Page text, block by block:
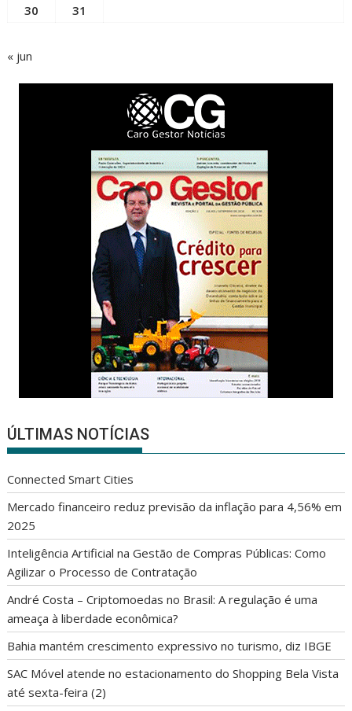
30
31
« jun
ÚLTIMAS NOTÍCIAS
Connected Smart Cities
Mercado financeiro reduz previsão da inflação para 4,56% em
2025
Inteligência Artificial na Gestão de Compras Públicas: Como
Agilizar o Processo de Contratação
André Costa – Criptomoedas no Brasil: A regulação é uma
ameaça à liberdade econômica?
Bahia mantém crescimento expressivo no turismo, diz IBGE
SAC Móvel atende no estacionamento do Shopping Bela Vista
até sexta-feira (2)